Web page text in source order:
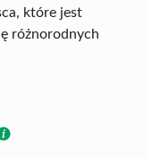
które jest
różnorodnych